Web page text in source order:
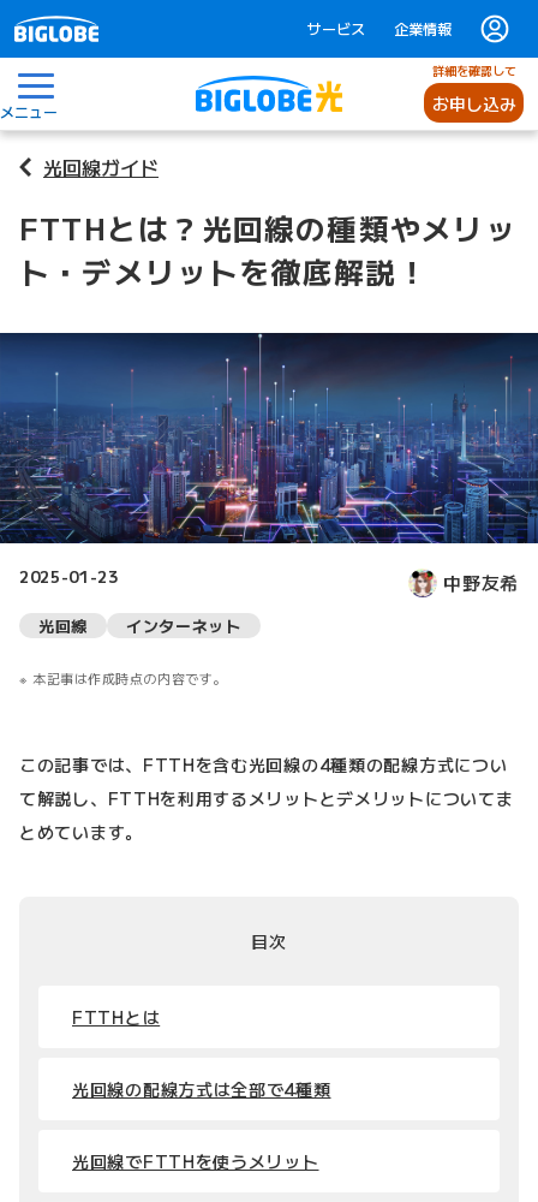
サービス 企業情報
メニュー
詳細を確認して
お申し込み
光回線ガイド
FTTHとは？光回線の種類やメリッ
ト・デメリットを徹底解説！
2025-01-23 中野友希
光回線 インターネット
本記事は作成時点の内容です。
この記事では、FTTHを含む光回線の4種類の配線方式につい
て解説し、FTTHを利用するメリットとデメリットについてま
とめています。
目次
FTTHとは
光回線の配線方式は全部で4種類
光回線でFTTHを使うメリット